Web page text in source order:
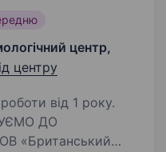
центр,
центру
від 1 року.
«Британський